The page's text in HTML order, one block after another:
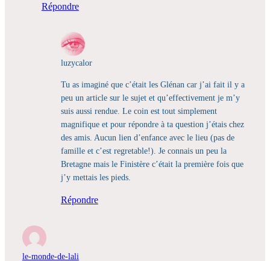
Répondre
luzycalor
Tu as imaginé que c’était les Glénan car j’ai fait il y a
peu un article sur le sujet et qu’effectivement je m’y
suis aussi rendue. Le coin est tout simplement
magnifique et pour répondre à ta question j’étais chez
des amis. Aucun lien d’enfance avec le lieu (pas de
famille et c’est regretable!). Je connais un peu la
Bretagne mais le Finistère c’était la première fois que
j’y mettais les pieds.
Répondre
le-monde-de-lali